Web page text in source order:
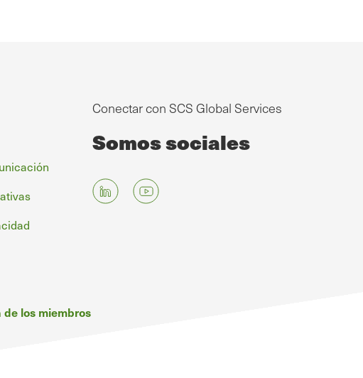
los miembros
Conectar con SCS Global Services
Somos sociales